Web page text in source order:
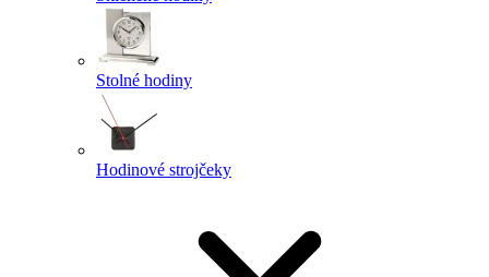
Stolné hodiny
Hodinové strojčeky